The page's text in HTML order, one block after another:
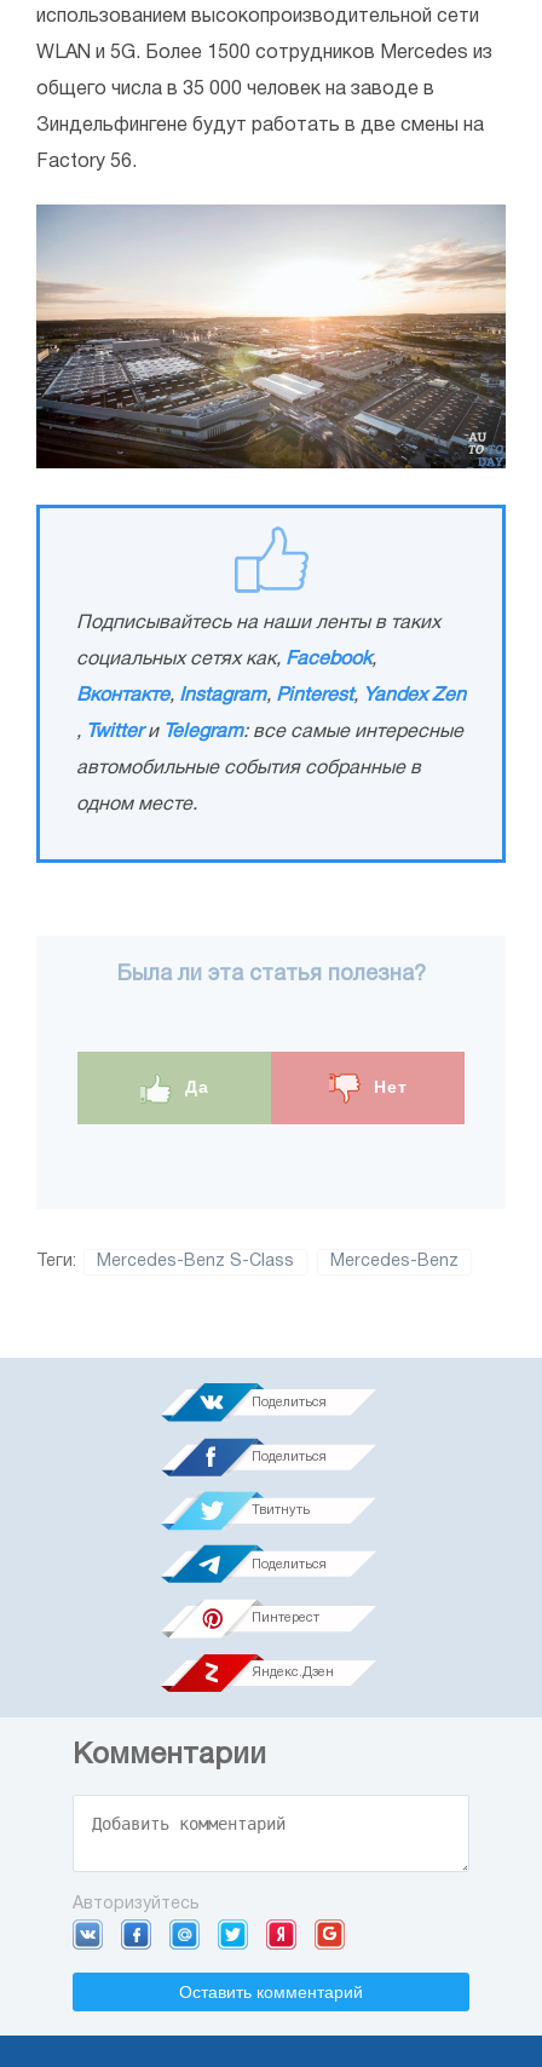
использованием высокопроизводительной сети
WLAN и 5G. Более 1500 сотрудников Mercedes из
общего числа в 35 000 человек на заводе в
Зиндельфингене будут работать в две смены на
Factory 56.
Подписывайтесь на наши ленты в таких
социальных сетях как, Facebook,
Вконтакте, Instagram, Pinterest, Yandex Zen
, Twitterи Telegram: все самые интересные
автомобильные события собранные в
одном месте.
Была ли эта статья полезна?
Да Нет
Теги: Mercedes-Benz S-Class Mercedes-Benz
Поделиться
Поделиться
Твитнуть
Поделиться
Пинтерест
Яндекс.Дзен
Комментарии
Авторизуйтесь
Оставить комментарий